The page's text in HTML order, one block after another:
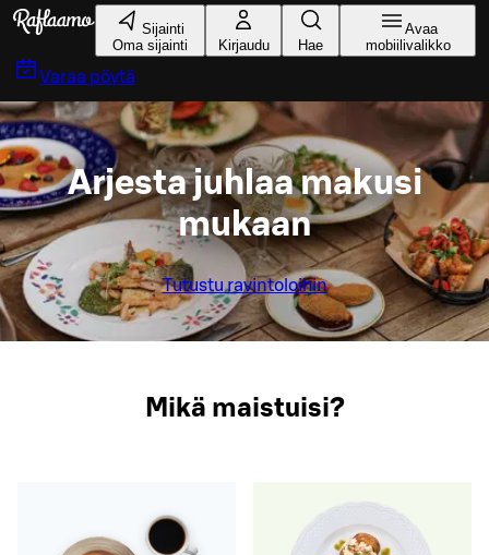
Siirry pääsisältöön
Sijainti
Oma sijainti
Kirjaudu Hae
Avaa
mobiilivalikko
Varaa pöytä
Arjesta juhlaa makusi
mukaan
Tutustu ravintoloihin
Mikä maistuisi?